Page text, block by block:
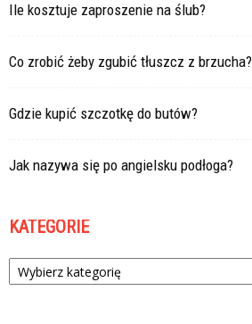
Ile kosztuje zaproszenie na ślub?
Co zrobić żeby zgubić tłuszcz z brzucha?
Gdzie kupić szczotkę do butów?
Jak nazywa się po angielsku podłoga?
KATEGORIE
Kategorie